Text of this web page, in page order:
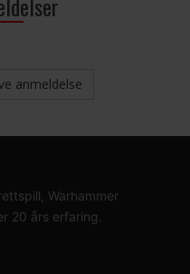
anmeldelse
Warhammer
20 års erfaring.